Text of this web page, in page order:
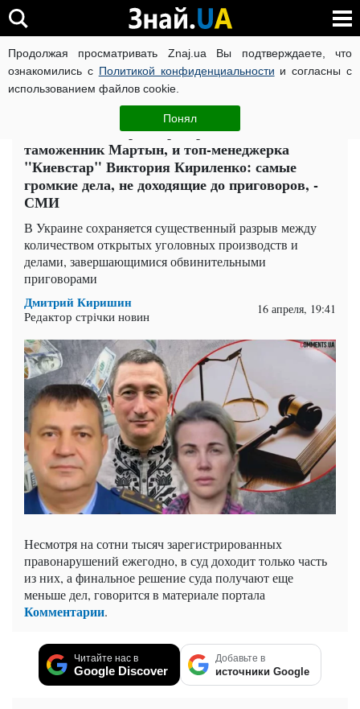
Продолжая просматривать Znaj.ua Вы подтверждаете, что
ознакомились с Политикой конфиденциальности и согласны с
использованием файлов cookie.
Понял
ВОЙНА РОССИИ ПРОТИВ УКРАИНЫ КОРОНАВИРУС В
Компромат ЧИТАТИ УКРАЇНСЬКОЮ
Бывший вице-премьер Чернышев,
таможенник Мартын, и топ-менеджерка
"Киевстар" Виктория Кириленко: самые
громкие дела, не доходящие до приговоров, -
СМИ
В Украине сохраняется существенный разрыв между
количеством открытых уголовных производств и
делами, завершающимися обвинительными
приговорами
Дмитрий Киришин
Редактор стрічки новин 16 апреля, 19:41
Несмотря на сотни тысяч зарегистрированных
правонарушений ежегодно, в суд доходит только часть
из них, а финальное решение суда получают еще
меньше дел, говорится в материале портала
Комментарии.
Читайте нас в
Google Discover
Добавьте в
источники Google